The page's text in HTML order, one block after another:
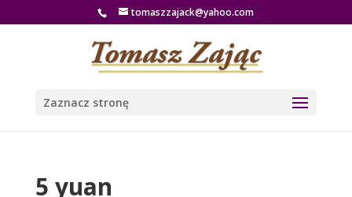
tomaszzajack@yahoo.com
Zaznacz stronę
5 yuan